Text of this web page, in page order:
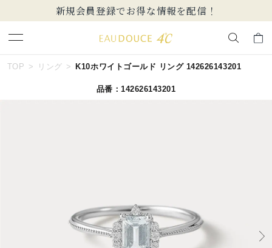
新規会員登録でお得な情報を配信！
キーワードで検索する
EAU DOUCE４℃
TOP リング K10ホワイトゴールド リング 142626143201
品番：142626143201